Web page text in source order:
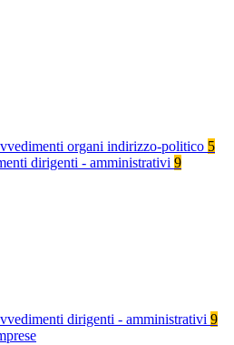
organi indirizzo-politico 5
dirigenti - amministrativi 9
dirigenti - amministrativi 9